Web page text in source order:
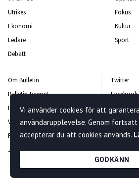
Utrikes
Ekonomi
Ledare
Debatt
Fokus
Kultur
Sport
Om Bulletin
Bulletin-teamet
Integritetspolicy
Vanliga frågor och svar
Rättelsepolicy
Jobba hos oss
Twitter
Facebook
Instagram
Kontakta
Vi använder cookies för att
användarupplevelse. Genom fortsatt
accepterar du att cookies används.
GODKÄNN